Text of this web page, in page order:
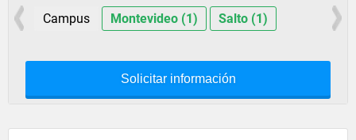
Campus Montevideo (1) Salto (1)
Solicitar información